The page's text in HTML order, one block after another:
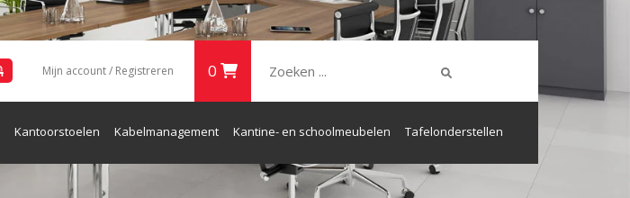
Mijn account / Registreren 0
Kantoorstoelen Kabelmanagement Kantine- en schoolmeubelen Tafelonderstellen